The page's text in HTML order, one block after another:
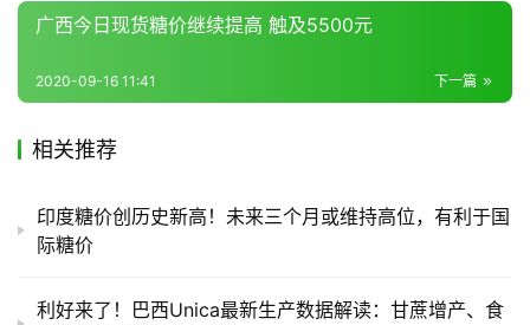
广西今日现货糖价继续提高 触及5500元
下一篇
2020-09-16 11:41
相关推荐
印度糖价创历史新高！未来三个月或维持高位，有利于国
际糖价
利好来了！巴西Unica最新生产数据解读：甘蔗增产、食